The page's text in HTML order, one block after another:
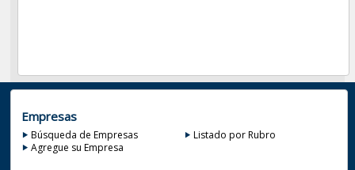
Empresas
Búsqueda de Empresas
Listado por Rubro
Agregue su Empresa